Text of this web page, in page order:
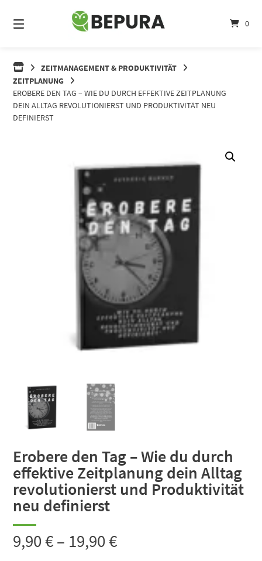
zum
Inhalt
0
ZEITMANAGEMENT & PRODUKTIVITÄT
ZEITPLANUNG
EROBERE DEN TAG – WIE DU DURCH EFFEKTIVE ZEITPLANUNG
DEIN ALLTAG REVOLUTIONIERST UND PRODUKTIVITÄT NEU
DEFINIERST
Erobere den Tag – Wie du durch
effektive Zeitplanung dein Alltag
revolutionierst und Produktivität
neu definierst
9,90€– 19,90€